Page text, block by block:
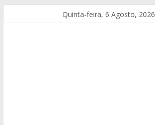
Quinta-feira, 6 Agosto, 2026